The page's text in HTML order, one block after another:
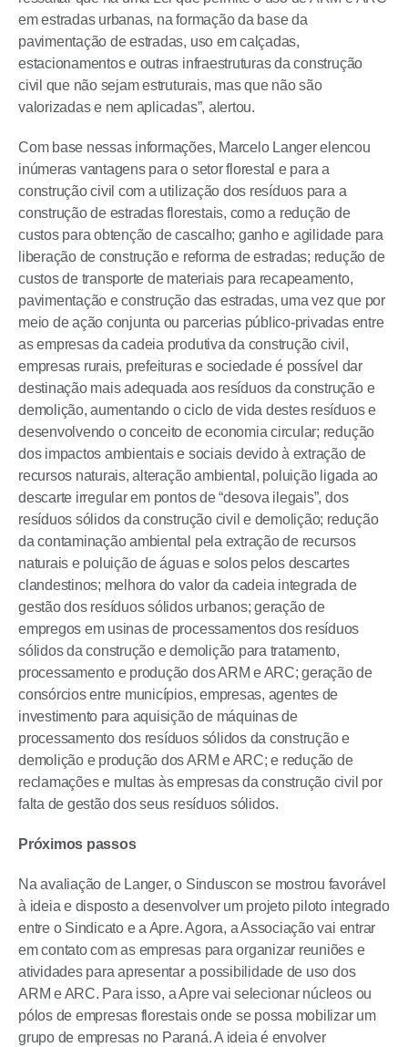
em estradas urbanas, na formação da base da
pavimentação de estradas, uso em calçadas,
estacionamentos e outras infraestruturas da construção
civil que não sejam estruturais, mas que não são
valorizadas e nem aplicadas”, alertou.
Com base nessas informações, Marcelo Langer elencou
inúmeras vantagens para o setor florestal e para a
construção civil com a utilização dos resíduos para a
construção de estradas florestais, como a redução de
custos para obtenção de cascalho; ganho e agilidade para
liberação de construção e reforma de estradas; redução de
custos de transporte de materiais para recapeamento,
pavimentação e construção das estradas, uma vez que por
meio de ação conjunta ou parcerias público-privadas entre
as empresas da cadeia produtiva da construção civil,
empresas rurais, prefeituras e sociedade é possível dar
destinação mais adequada aos resíduos da construção e
demolição, aumentando o ciclo de vida destes resíduos e
desenvolvendo o conceito de economia circular; redução
dos impactos ambientais e sociais devido à extração de
recursos naturais, alteração ambiental, poluição ligada ao
descarte irregular em pontos de “desova ilegais”, dos
resíduos sólidos da construção civil e demolição; redução
da contaminação ambiental pela extração de recursos
naturais e poluição de águas e solos pelos descartes
clandestinos; melhora do valor da cadeia integrada de
gestão dos resíduos sólidos urbanos; geração de
empregos em usinas de processamentos dos resíduos
sólidos da construção e demolição para tratamento,
processamento e produção dos ARM e ARC; geração de
consórcios entre municípios, empresas, agentes de
investimento para aquisição de máquinas de
processamento dos resíduos sólidos da construção e
demolição e produção dos ARM e ARC; e redução de
reclamações e multas às empresas da construção civil por
falta de gestão dos seus resíduos sólidos.
Próximos passos
Na avaliação de Langer, o Sinduscon se mostrou favorável
à ideia e disposto a desenvolver um projeto piloto integrado
entre o Sindicato e a Apre. Agora, a Associação vai entrar
em contato com as empresas para organizar reuniões e
atividades para apresentar a possibilidade de uso dos
ARM e ARC. Para isso, a Apre vai selecionar núcleos ou
pólos de empresas florestais onde se possa mobilizar um
grupo de empresas no Paraná. A ideia é envolver